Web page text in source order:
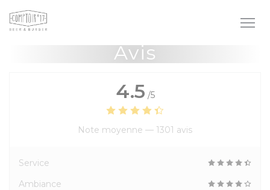
Personnalisation de vos choix en matière de cookies
Avis
4.5 /5
Note moyenne — 1301 avis
Service
Ambiance